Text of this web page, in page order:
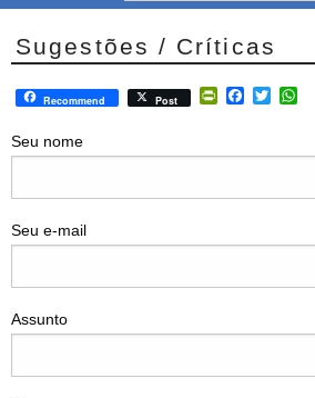
Sugestões / Críticas
Recommend Post PrintFriendly
Facebook
Twitter
Seu nome
Seu e-mail
Assunto